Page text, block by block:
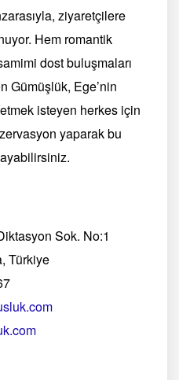
ziyaretçilere
Hem romantik
dost buluşmaları
Gümüşlük, Ege’nin
isteyen herkes için
yaparak bu
Sok. No:1
Türkiye